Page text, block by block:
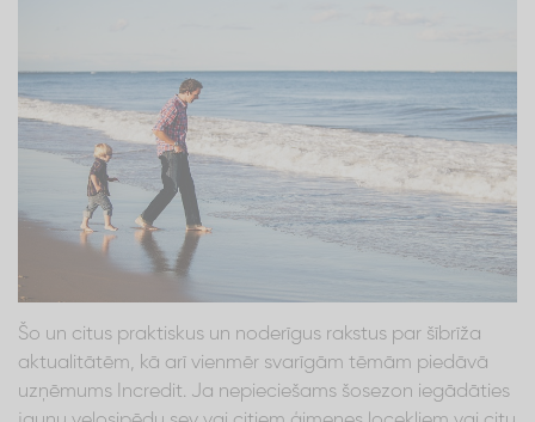
Šo un citus praktiskus un noderīgus rakstus par šībrīža
aktualitātēm, kā arī vienmēr svarīgām tēmām piedāvā
uzņēmums Incredit. Ja nepieciešams šosezon iegādāties